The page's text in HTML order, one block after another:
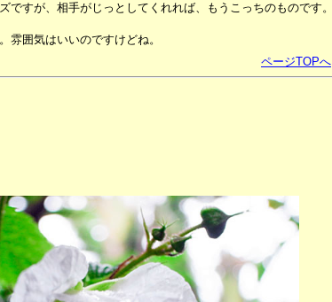
すが、相手がじっとしてくれれば、もうこっちのものです。
囲気はいいのですけどね。
ページTOPへ